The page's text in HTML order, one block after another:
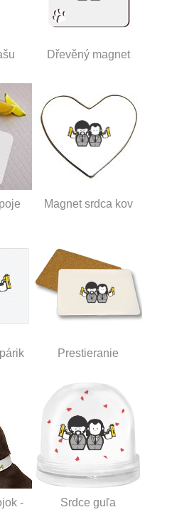
Dřevěný magnet
Magnet srdca kov
Prestieranie
-
Srdce guľa